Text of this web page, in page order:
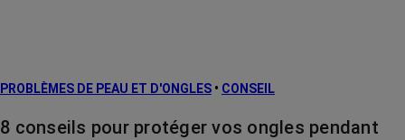
Traitements
PROBLÈMES DE PEAU ET D'ONGLES • CONSEIL
8 conseils pour protéger vos ongles pendant